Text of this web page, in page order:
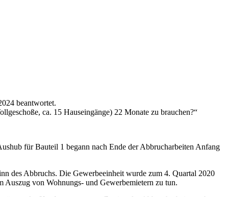
beantwortet.
ca. 15 Hauseingänge) 22 Monate zu brauchen?“
für Bauteil 1 begann nach Ende der Abbrucharbeiten Anfang
des Abbruchs. Die Gewerbeeinheit wurde zum 4. Quartal 2020
Auszug von Wohnungs- und Gewerbemietern zu tun.